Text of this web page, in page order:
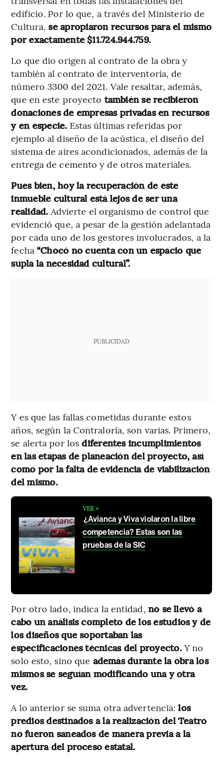
edificio. Por lo que, a través del Ministerio de
Cultura, se apropiaron recursos para el mismo
por exactamente $11.724.944.759.
Lo que dio origen al contrato de la obra y
también al contrato de interventoría, de
número 3300 del 2021. Vale resaltar, además,
que en este proyecto también se recibieron
donaciones de empresas privadas en recursos
y en especie. Estas últimas referidas por
ejemplo al diseño de la acústica, el diseño del
sistema de aires acondicionados, además de la
entrega de cemento y de otros materiales.
Pues bien, hoy la recuperación de este
inmueble cultural está lejos de ser una
realidad. Advierte el organismo de control que
evidenció que, a pesar de la gestión adelantada
por cada uno de los gestores involucrados, a la
fecha “Chocó no cuenta con un espacio que
supla la necesidad cultural”.
PUBLICIDAD
Y es que las fallas cometidas durante estos
años, según la Contraloría, son varias. Primero,
se alerta por los diferentes incumplimientos
en las etapas de planeación del proyecto, así
como por la falta de evidencia de viabilización
del mismo.
VER +
¿Avianca y Viva violaron la libre
competencia? Estas son las
pruebas de la SIC
Por otro lado, indica la entidad, no se llevó a
cabo un análisis completo de los estudios y de
los diseños que soportaban las
especificaciones técnicas del proyecto. Y no
solo esto, sino que además durante la obra los
mismos se seguían modificando una y otra
vez.
A lo anterior se suma otra advertencia:los
predios destinados a la realización del Teatro
no fueron saneados de manera previa a la
apertura del proceso estatal.